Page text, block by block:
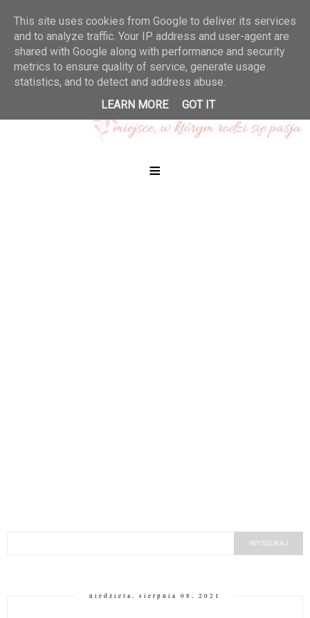
≡
niedziela, sierpnia 08, 2021
This site uses cookies from Google to deliver its services
and to analyze traffic. Your IP address and user-agent are
shared with Google along with performance and security
metrics to ensure quality of service, generate usage
statistics, and to detect and address abuse.
LEARN MORE
GOT IT